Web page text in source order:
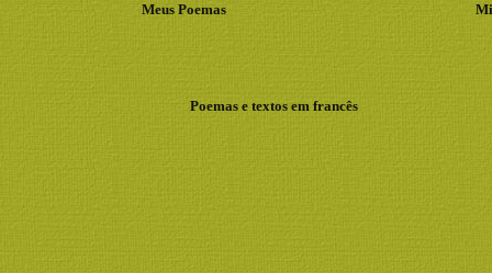
Meus Poemas
Poemas e textos em francês